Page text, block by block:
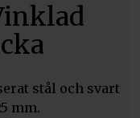
stål och svart
mm.